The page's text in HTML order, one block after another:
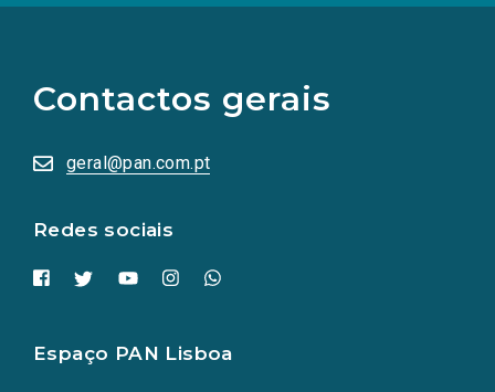
Contactos gerais
geral@pan.com.pt
Redes sociais
redes
sociais
numa
nova
Espaço PAN Lisboa